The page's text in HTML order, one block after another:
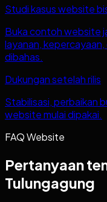
Studi kasus website
Buka contoh website
layanan,
dibahas.
Dukungan setelah rilis
Stabilisasi, perbaikan
website mulai dipakai.
FAQ Website
Pertanyaan
Tulungagung